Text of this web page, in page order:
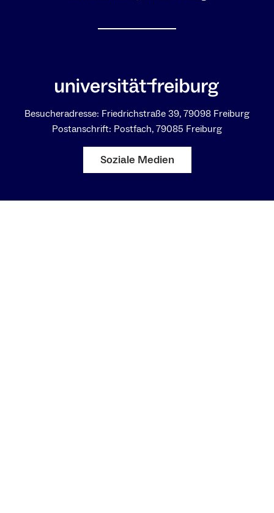
Besucheradresse: Friedrichstraße 39, 79098 Freiburg
Postanschrift: Postfach, 79085 Freiburg
Soziale Medien